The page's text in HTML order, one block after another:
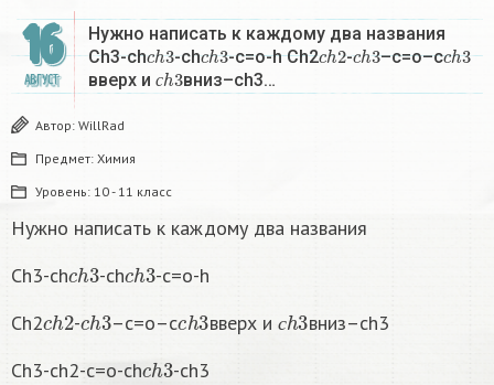
16
АВГУСТ
Нужно написать к каждому два названия
Ch3-ch h 3-ch ch3-c=o-h Ch2ch2- ch3–c=o–c ch3
вверх и
с
h 3вниз–сh3…
Автор: WillRad
Предмет: Химия
Уровень: 10 - 11 класс
Нужно написать к каждому два названия
Ch3-ch h 3-ch h 3-c=o-h
Ch2 h 2- h 3–c=o–c h 3вверх и с
h 3вниз–сh3
Ch3-ch2-c=o-ch h 3-ch3